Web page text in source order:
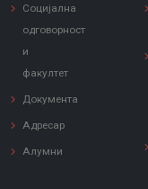
Социјална
одговорност
и
факултет
Документа
Адресар
Алумни